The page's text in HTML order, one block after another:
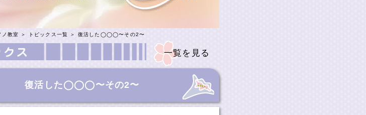
ノ教室 ＞ トピックス一覧 ＞ 復活した◯◯◯〜その2〜
一覧を見る
復活した◯◯◯〜その2〜